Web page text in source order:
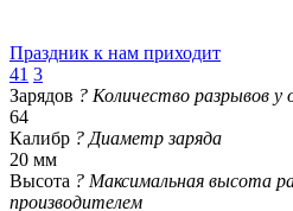
Праздник к нам приходит
41 3
Зарядов ? Количество разрывов у
64
Калибр ? Диаметр заряда
20 мм
Высота ? Максимальная высота
производителем